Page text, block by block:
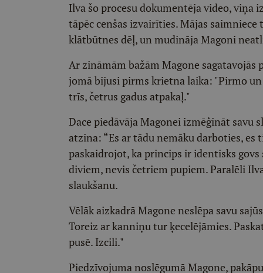
Ilva šo procesu dokumentēja video, viņa
tāpēc cenšas izvairīties. Mājas
klātbūtnes dēļ, un mudināja Magoni
Ar zināmām bažām Magone sagatavojās
jomā bijusi pirms krietna laika: "Pirmo un
trīs, četrus gadus atpakaļ."
Dace piedāvāja Magonei izmēģināt savu
atzina: “Es ar tādu nemāku darboties,
paskaidrojot, ka princips ir identisks
diviem, nevis četriem pupiem. Paralēli
slaukšanu.
Vēlāk aizkadrā Magone neslēpa savu
Toreiz ar kanniņu tur ķecelējāmies.
pusē. Izcili."
Piedzīvojuma noslēgumā Magone,